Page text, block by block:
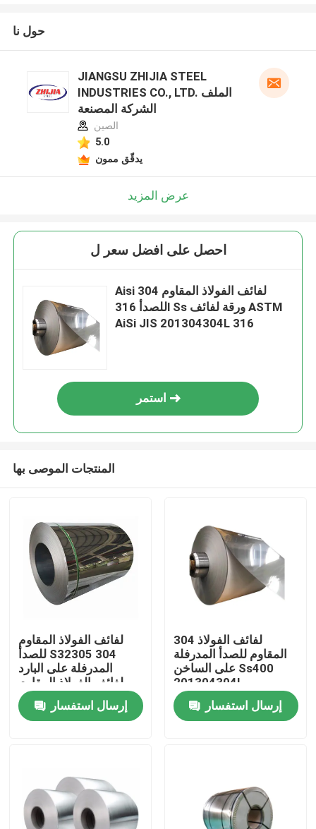
حول بنا
إتصال
حول نا
JIANGSU ZHIJIA STEEL
INDUSTRIES CO., LTD. الملف
الشركة المصنعة
الصين
5.0
يدقّق ممون
عرض المزيد
احصل على افضل سعر ل
Aisi 304 لفائف الفولاذ المقاوم
للصدأ 316l Ss ورقة لفائف ASTM
AiSi JIS 201304304L 316
استمر
المنتجات الموصى بها
لفائف الفولاذ المقاوم
للصدأ S32305 304
المدرفلة على البارد
لفائف الفولاذ المقاوم
للصدأ مرآة
إرسال استفسار
304 لفائف الفولاذ
المقاوم للصدأ المدرفلة
على الساخن Ss400
201304304L
3116410430
إرسال استفسار